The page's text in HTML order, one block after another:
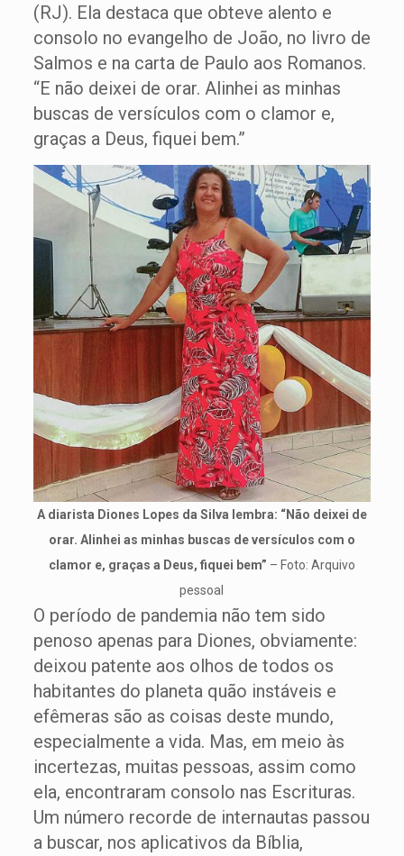
(RJ). Ela destaca que obteve alento e
consolo no evangelho de João, no livro de
Salmos e na carta de Paulo aos Romanos.
“E não deixei de orar. Alinhei as minhas
buscas de versículos com o clamor e,
graças a Deus, fiquei bem.”
A diarista Diones Lopes da Silva lembra: “Não deixei de
orar. Alinhei as minhas buscas de versículos com o
clamor e, graças a Deus, fiquei bem” – Foto: Arquivo
pessoal
O período de pandemia não tem sido
penoso apenas para Diones, obviamente:
deixou patente aos olhos de todos os
habitantes do planeta quão instáveis e
efêmeras são as coisas deste mundo,
especialmente a vida. Mas, em meio às
incertezas, muitas pessoas, assim como
ela, encontraram consolo nas Escrituras.
Um número recorde de internautas passou
a buscar, nos aplicativos da Bíblia,